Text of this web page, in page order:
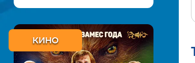
КИНО